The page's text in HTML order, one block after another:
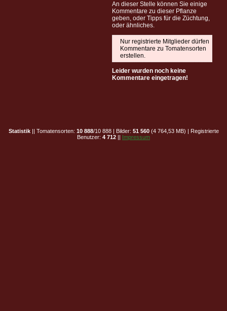
An dieser Stelle können Sie einige
Kommentare zu dieser Pflanze
geben, oder Tipps für die Züchtung,
oder ähnliches.
Nur registrierte Mitglieder dürfen
Kommentare zu Tomatensorten
erstellen.
Leider wurden noch keine
Kommentare eingetragen!
Statistik|| Tomatensorten: 10 888/10 888 | Bilder: 51 560(4 764,53 MB) | Registrierte
Benutzer: 4 712 || Impressum